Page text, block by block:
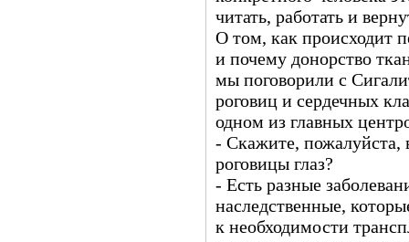
читать, работать и
О том, как происходит
и почему донорство
мы поговорили с
роговиц и сердечных
одном из главных
- Скажите, пожалуйста,
роговицы глаз?
- Есть разные
наследственные,
к необходимости